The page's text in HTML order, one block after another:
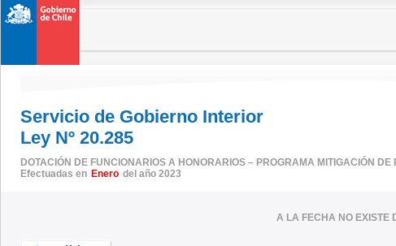
Servicio de Gobierno Interior
Ley Nº 20.285
DOTACIÓN DE FUNCIONARIOS A HONORARIOS – PROGRAMA MITIGACIÓN DE
Efectuadas en Enero del año 2023
A LA FECHA NO EXISTE